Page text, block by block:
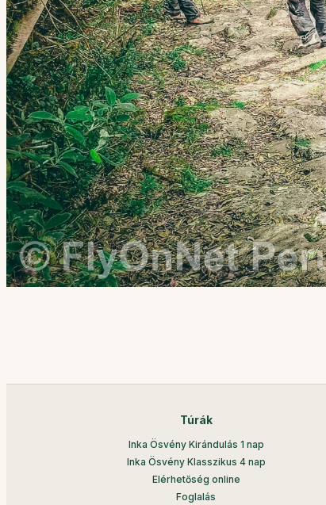
Túrák
Inka Ösvény Kirándulás 1 nap
Inka Ösvény Klasszikus 4 nap
Elérhetőség online
Foglalás